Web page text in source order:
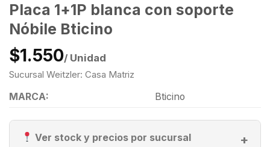
Placa 1+1P blanca con soporte
Nóbile Bticino
$1.550/ Unidad
Sucursal Weitzler: Casa Matriz
MARCA: Bticino
Ver stock y precios por sucursal